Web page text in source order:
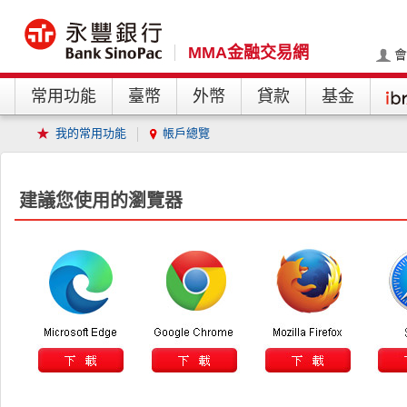
MMA金融交易網
常用功能 臺幣 外幣 貸款 基金
我的常用功能 帳戶總覽
建議您使用的瀏覽器